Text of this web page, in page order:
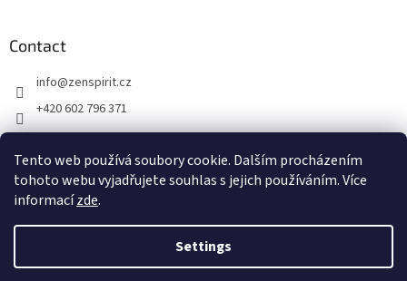
Tento web používá soubory cookie. Dalším procházením
tohoto webu vyjadřujete souhlas s jejich používáním. Více
informacízde.
Settings
Contact
info@zenspirit.cz
+420 602 796 371
Created by Shoptet